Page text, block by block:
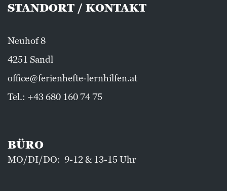
STANDORT / KONTAKT
Neuhof 8
4251 Sandl
office@ferienhefte-lernhilfen.at
Tel.: +43 680 160 74 75
BÜRO
MO/DI/DO: 9-12 & 13-15 Uhr